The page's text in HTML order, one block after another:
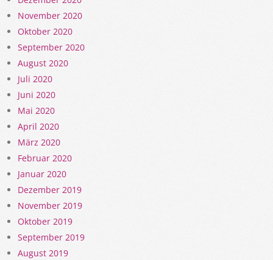
November 2020
Oktober 2020
September 2020
August 2020
Juli 2020
Juni 2020
Mai 2020
April 2020
März 2020
Februar 2020
Januar 2020
Dezember 2019
November 2019
Oktober 2019
September 2019
August 2019